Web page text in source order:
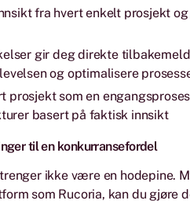
fra hvert enkelt prosjekt
gir deg direkte
og optimalisere
prosjekt som en
basert på faktisk innsikt
til en konkurransefordel
ikke være en hodepine.
som Rucoria, kan du gjøre